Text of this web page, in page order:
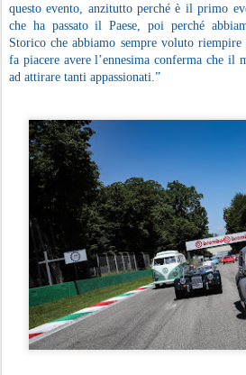
questo evento, anzitutto perché è il primo
che ha passato il Paese, poi perché
Storico che abbiamo sempre voluto
fa piacere avere l’ennesima conferma che il
ad attirare tanti appassionati.”